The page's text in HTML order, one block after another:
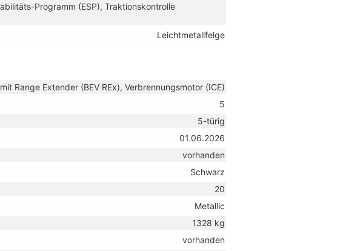
Programm (ESP), Traktionskontrolle
Leichtmetallfelge
Range Extender (BEV REx), Verbrennungsmotor (ICE)
5
5-türig
01.06.2026
vorhanden
Schwarz
20
Metallic
1328 kg
vorhanden